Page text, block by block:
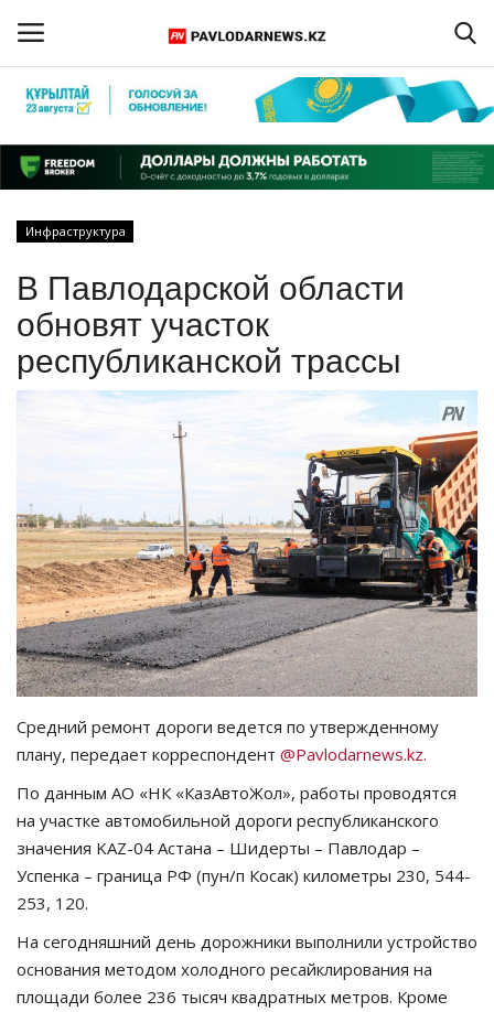
Регистрация
Главная
ПАВЛОДАРСКАЯ ОБЛАСТЬ
КАЗАХСТАН
СПОРТ
Чек-лист
РАЗВЛЕЧЕНИЯ
OFFICIAL
Курултай
Язык
Қазақша Русский
Инфраструктура
В Павлодарской области
обновят участок
республиканской трассы
Средний ремонт дороги ведется по утвержденному
плану, передает корреспондент @Pavlodarnews.kz.
По данным АО «НК «КазАвтоЖол», работы проводятся
на участке автомобильной дороги республиканского
значения KАZ-04 Астана – Шидерты – Павлодар –
Успенка – граница РФ (пун/п Косак) километры 230, 544-
253, 120.
На сегодняшний день дорожники выполнили устройство
основания методом холодного ресайклирования на
площади более 236 тысяч квадратных метров. Кроме